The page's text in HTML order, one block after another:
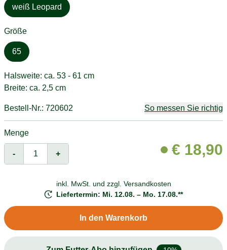
weiß Leopard
Größe
65
Halsweite: ca. 53 - 61 cm
Breite: ca. 2,5 cm
Bestell-Nr.: 720602 So messen Sie richtig
Menge
- + € 18,90
inkl. MwSt. und zzgl. Versandkosten
Liefertermin: Mi. 12.08. – Mo. 17.08.**
In den Warenkorb